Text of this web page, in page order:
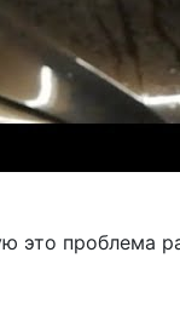
это проблема